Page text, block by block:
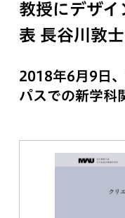
教授にデザ
表 長谷川敦
2018年6月9日
パスでの新学科